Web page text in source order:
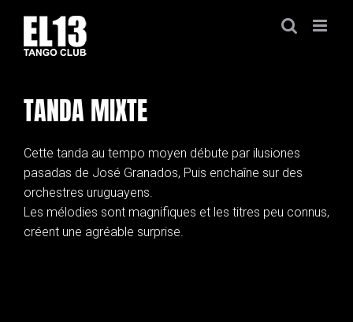
contenu
TANDA MIXTE
Cette tanda au tempo moyen débute par ilusiones
pasadas de José Granados, Puis enchaîne sur des
orchestres uruguayens.
Les mélodies sont magnifiques et les titres peu connus,
créent une agréable surprise.